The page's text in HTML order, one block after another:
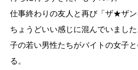
仕事終わりの友人と再び「ザ★ザン
ちょうどいい感じに混んでいまし
子の若い男性たちがバイトの女子
る。